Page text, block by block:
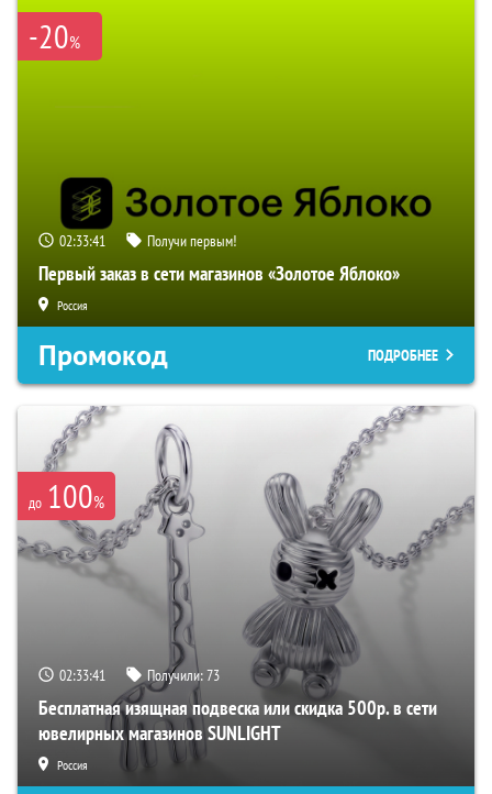
-20%
02:33:40 Получи первым!
Первый заказ в сети магазинов «Золотое Яблоко»
Россия
Промокод ПОДРОБНЕЕ
до 100%
02:33:40 Получили:73
Бесплатная изящная подвеска или скидка 500р. в сети
ювелирных магазинов SUNLIGHT
Россия